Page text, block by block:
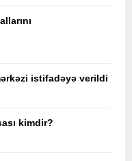
istifadəyə verildi
kimdir?